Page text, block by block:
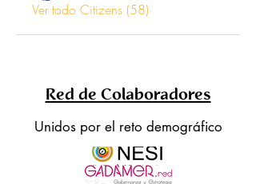
Ver todo Citizens (58)
Red de Colaboradores
Unidos por el reto demográfico